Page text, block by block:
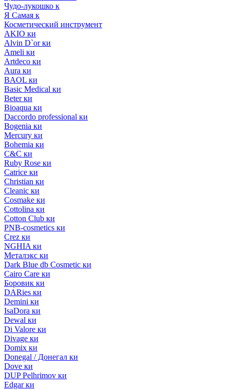
Чудо-лукошко к
Я Самая к
Косметический инструмент
AKIO ки
Alvin D`or ки
Ameli ки
Artdeco ки
Aura ки
BAOL ки
Basic Medical ки
Beter ки
Bioaqua ки
Daccordo professional ки
Bogenia ки
Mercury ки
Bohemia ки
C&C ки
Ruby Rose ки
Catrice ки
Christian ки
Cleanic ки
Cosmake ки
Cottolina ки
Cotton Club ки
PNB-cosmetics ки
Crez ки
NGHIA ки
Металэкс ки
Dark Blue db Cosmetic ки
Cairo Care ки
Боровик ки
DARies ки
Demini ки
IsaDora ки
Dewal ки
Di Valore ки
Divage ки
Domix ки
Donegal / Донегал ки
Dove ки
DUP Pelhrimov ки
Edgar ки